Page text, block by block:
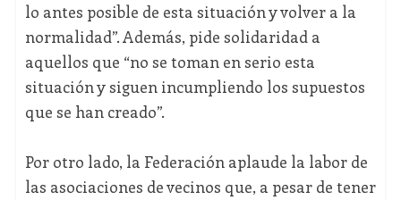
lo antes posible de esta situación y volver a la
normalidad”. Además, pide solidaridad a
aquellos que “no se toman en serio esta
situación y siguen incumpliendo los supuestos
que se han creado”.
Por otro lado, la Federación aplaude la labor de
las asociaciones de vecinos que, a pesar de tener